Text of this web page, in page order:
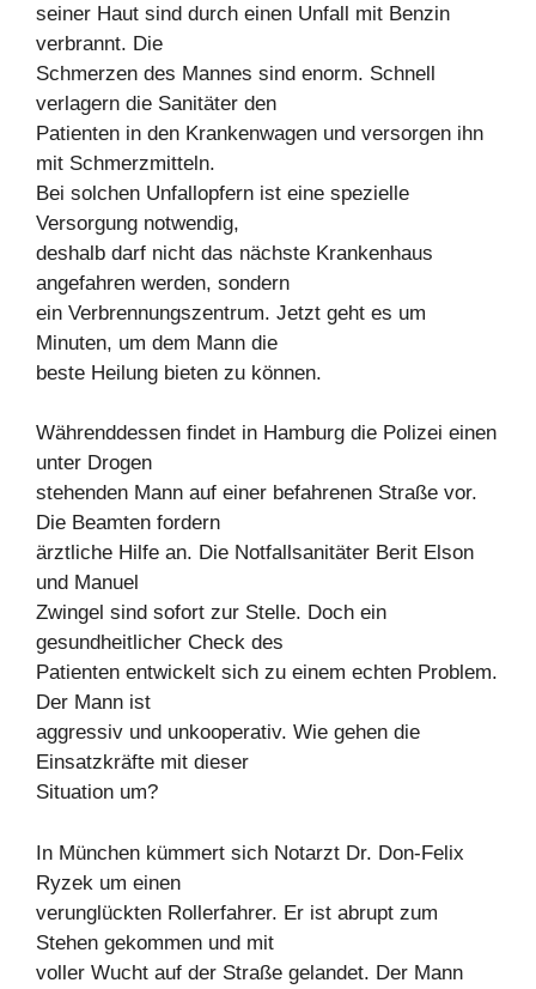
seiner Haut sind durch einen Unfall mit Benzin
verbrannt. Die
Schmerzen des Mannes sind enorm. Schnell
verlagern die Sanitäter den
Patienten in den Krankenwagen und versorgen ihn
mit Schmerzmitteln.
Bei solchen Unfallopfern ist eine spezielle
Versorgung notwendig,
deshalb darf nicht das nächste Krankenhaus
angefahren werden, sondern
ein Verbrennungszentrum. Jetzt geht es um
Minuten, um dem Mann die
beste Heilung bieten zu können.
Währenddessen findet in Hamburg die Polizei einen
unter Drogen
stehenden Mann auf einer befahrenen Straße vor.
Die Beamten fordern
ärztliche Hilfe an. Die Notfallsanitäter Berit Elson
und Manuel
Zwingel sind sofort zur Stelle. Doch ein
gesundheitlicher Check des
Patienten entwickelt sich zu einem echten Problem.
Der Mann ist
aggressiv und unkooperativ. Wie gehen die
Einsatzkräfte mit dieser
Situation um?
In München kümmert sich Notarzt Dr. Don-Felix
Ryzek um einen
verunglückten Rollerfahrer. Er ist abrupt zum
Stehen gekommen und mit
voller Wucht auf der Straße gelandet. Der Mann